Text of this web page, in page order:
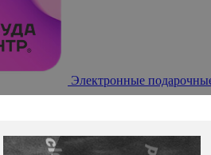
Электронные
с